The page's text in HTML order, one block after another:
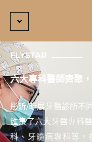
FLYSTAR
六大專科醫師齊聚
彤昕/昕展牙醫診所不
匯集了六大牙醫專科
科、牙髓病專科等